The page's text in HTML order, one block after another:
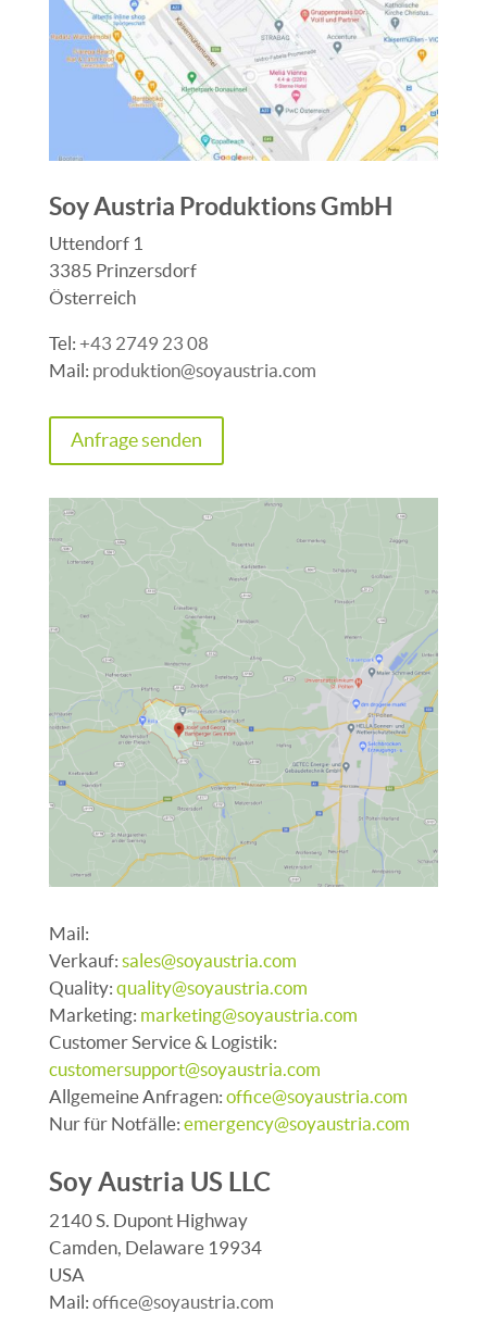
Soy Austria Produktions GmbH
Uttendorf 1
3385 Prinzersdorf
Österreich
Tel: +43 2749 23 08
Mail: produktion@soyaustria.com
Anfrage senden
Mail:
Verkauf: sales@soyaustria.com
Quality: quality@soyaustria.com
Marketing: marketing@soyaustria.com
Customer Service & Logistik:
customersupport@soyaustria.com
Allgemeine Anfragen: office@soyaustria.com
Nur für Notfälle: emergency@soyaustria.com
Soy Austria US LLC
2140 S. Dupont Highway
Camden, Delaware 19934
USA
Mail: office@soyaustria.com